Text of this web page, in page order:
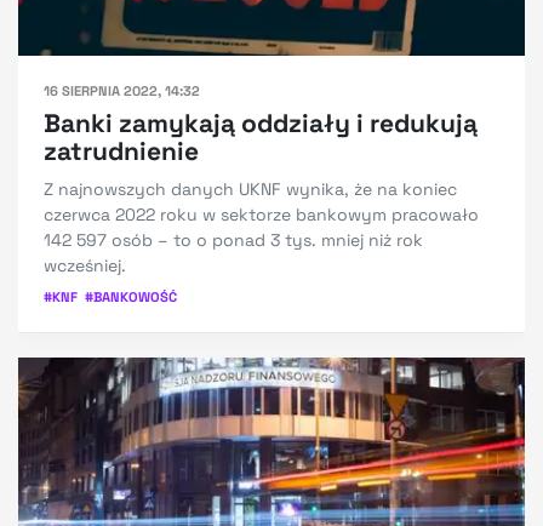
16 SIERPNIA 2022, 14:32
Banki zamykają oddziały i redukują
zatrudnienie
Z najnowszych danych UKNF wynika, że na koniec
czerwca 2022 roku w sektorze bankowym pracowało
142 597 osób – to o ponad 3 tys. mniej niż rok
wcześniej.
#KNF #BANKOWOŚĆ